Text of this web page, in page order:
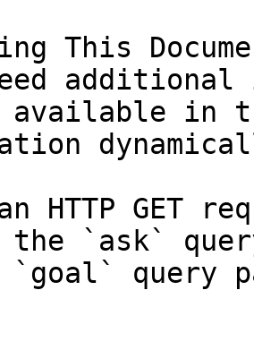
This
in
HTTP GET
the `ask`
query